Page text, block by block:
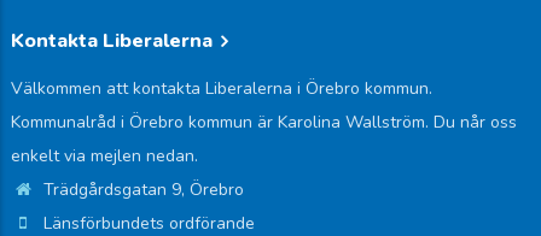
Kontakta Liberalerna
Välkommen att kontakta Liberalerna i Örebro kommun.
Kommunalråd i Örebro kommun är Karolina Wallström. Du når oss
enkelt via mejlen nedan.
Trädgårdsgatan 9, Örebro
Länsförbundets ordförande